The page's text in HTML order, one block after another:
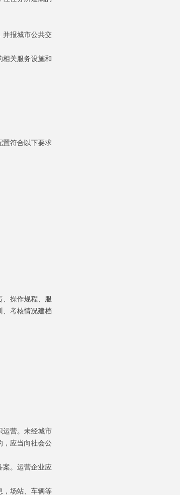
报城市公共交
关服务设施和
符合以下要求
操作规程、服
、考核情况建档
营。未经城市
，应当向社会公
。运营企业应
场站、车辆等